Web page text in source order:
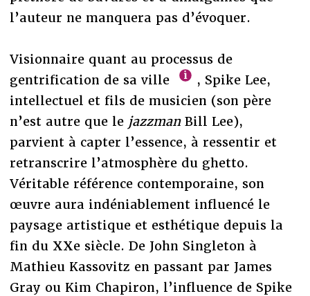
l’auteur ne manquera pas d’évoquer.
Visionnaire quant au processus de
gentrification de sa ville
, Spike Lee,
intellectuel et fils de musicien (son père
n’est autre que le jazzman Bill Lee),
parvient à capter l’essence, à ressentir et
retranscrire l’atmosphère du ghetto.
Véritable référence contemporaine, son
œuvre aura indéniablement influencé le
paysage artistique et esthétique depuis la
fin du XXe siècle. De John Singleton à
Mathieu Kassovitz en passant par James
Gray ou Kim Chapiron, l’influence de Spike